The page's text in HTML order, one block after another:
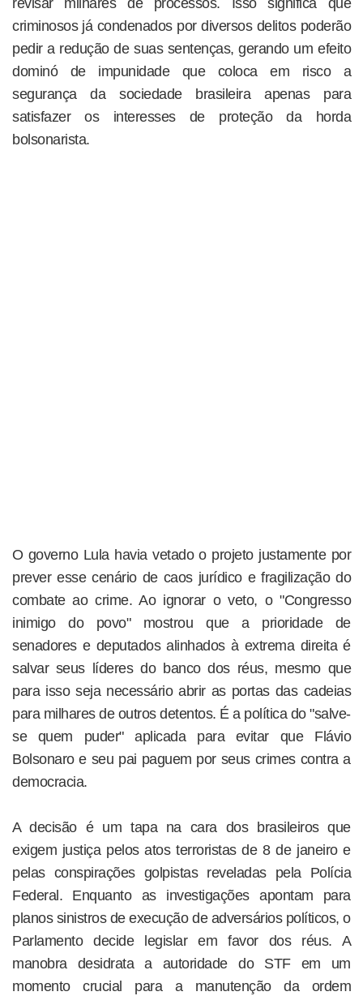
revisar milhares de processos. Isso significa que
criminosos já condenados por diversos delitos poderão
pedir a redução de suas sentenças, gerando um efeito
dominó de impunidade que coloca em risco a
segurança da sociedade brasileira apenas para
satisfazer os interesses de proteção da horda
bolsonarista.
O governo Lula havia vetado o projeto justamente por
prever esse cenário de caos jurídico e fragilização do
combate ao crime. Ao ignorar o veto, o "Congresso
inimigo do povo" mostrou que a prioridade de
senadores e deputados alinhados à extrema direita é
salvar seus líderes do banco dos réus, mesmo que
para isso seja necessário abrir as portas das cadeias
para milhares de outros detentos. É a política do "salve-
se quem puder" aplicada para evitar que Flávio
Bolsonaro e seu pai paguem por seus crimes contra a
democracia.
A decisão é um tapa na cara dos brasileiros que
exigem justiça pelos atos terroristas de 8 de janeiro e
pelas conspirações golpistas reveladas pela Polícia
Federal. Enquanto as investigações apontam para
planos sinistros de execução de adversários políticos, o
Parlamento decide legislar em favor dos réus. A
manobra desidrata a autoridade do STF em um
momento crucial para a manutenção da ordem